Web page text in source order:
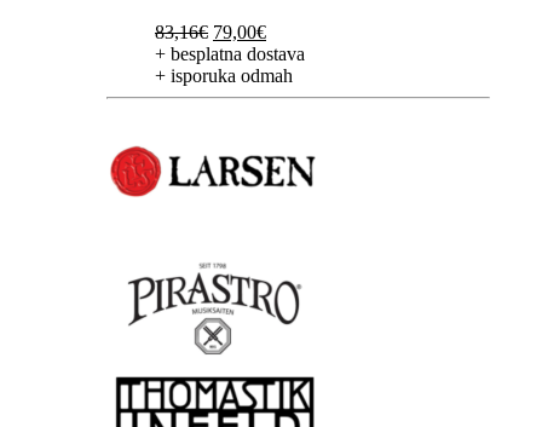
83,16€ Izvorna
cijena
bila
je:
79,00€Trenutna
cijena
je:
79,00€.
+ besplatna dostava
+ isporuka odmah